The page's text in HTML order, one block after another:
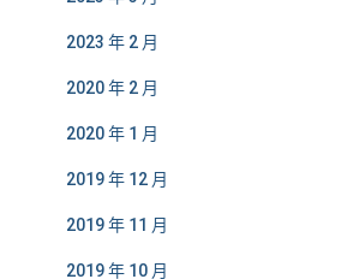
2023 年 2 月
2020 年 2 月
2020 年 1 月
2019 年 12 月
2019 年 11 月
2019 年 10 月